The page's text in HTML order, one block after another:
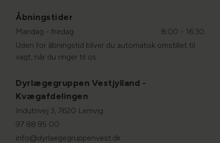
Åbningstider
Mandag - fredag
8:00 - 16:30
Uden for åbningstid bliver du automatisk omstillet til
vagt, når du ringer til os
Dyrlægegruppen Vestjylland -
Kvægafdelingen
Indutrivej 3, 7620 Lemvig
97 88 95 00
info@dyrlaegegruppenvest.dk